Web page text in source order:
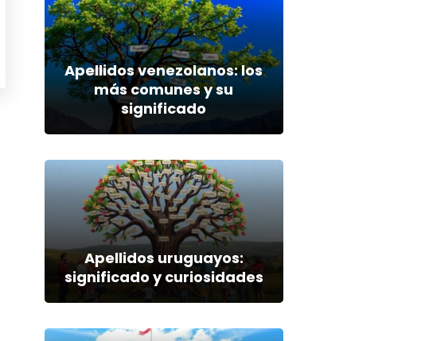
Apellidos venezolanos: los
más comunes y su
significado
Apellidos uruguayos:
significado y curiosidades